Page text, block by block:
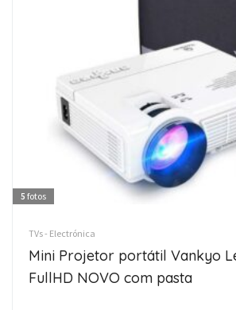
5 fotos
TVs - Electrónica
Mini Projetor portátil Vankyo
FullHD NOVO com pasta